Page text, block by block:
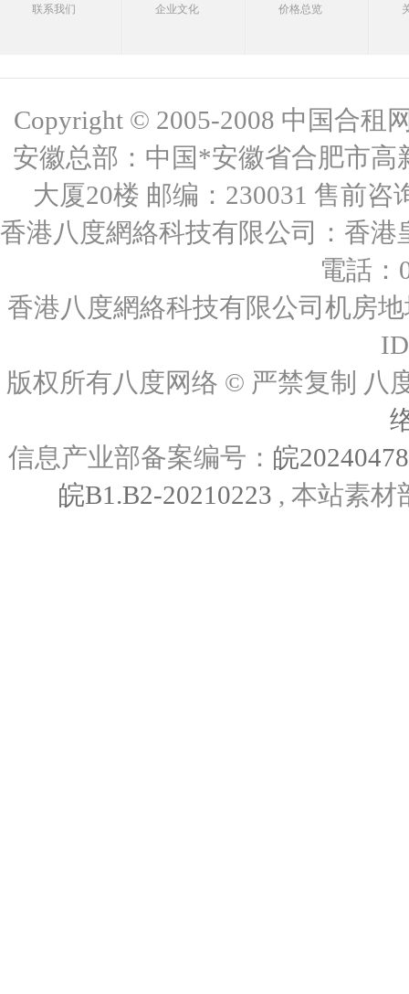
联系我们
企业文化
价格总览
Copyright © 2005-2008 中国合租
安徽总部：中国*安徽省合肥市
大厦20楼 邮编：230031 售前咨
香港八度網絡科技有限公司：香
電話：
香港八度網絡科技有限公司机房
版权所有八度网络 © 严禁复制
信息产业部备案编号： 皖
皖B1.B2-20210223 , 本站素材